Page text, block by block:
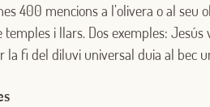
400 mencions a l’olivera o al seu
temples i llars. Dos exemples:
la fi del diluvi universal duia al bec
LA TEVA ADREÇA DE CORREU